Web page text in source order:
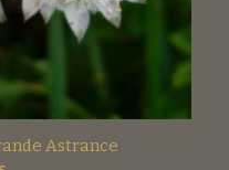
Astrance